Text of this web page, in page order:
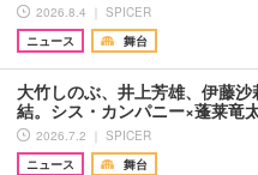
2026.8.4 ｜ SPICER
ニュース
舞台
大竹しのぶ、井上芳雄、伊藤
結。シス・カンパニー×蓬莱竜
2026.7.2 ｜ SPICER
ニュース
舞台